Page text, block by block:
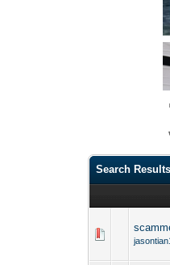
Search Results